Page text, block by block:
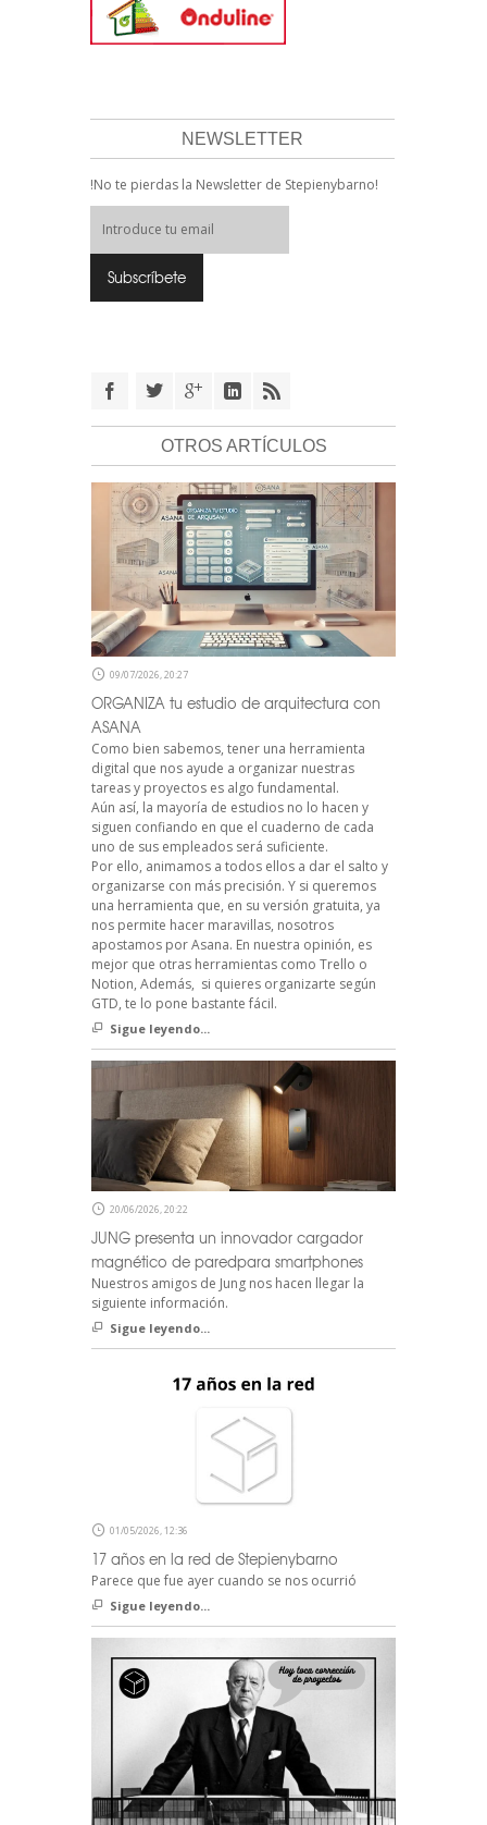
NEWSLETTER
!No te pierdas la Newsletter de Stepienybarno!
OTROS ARTÍCULOS
09/07/2026, 20:27
ORGANIZA tu estudio de arquitectura con
ASANA
Como bien sabemos, tener una herramienta
digital que nos ayude a organizar nuestras
tareas y proyectos es algo fundamental.
Aún así, la mayoría de estudios no lo hacen y
siguen confiando en que el cuaderno de cada
uno de sus empleados será suficiente.
Por ello, animamos a todos ellos a dar el salto y
organizarse con más precisión. Y si queremos
una herramienta que, en su versión gratuita, ya
nos permite hacer maravillas, nosotros
apostamos por Asana. En nuestra opinión, es
mejor que otras herramientas como Trello o
Notion, Además, si quieres organizarte según
GTD, te lo pone bastante fácil.
Sigue leyendo...
20/06/2026, 20:22
JUNG presenta un innovador cargador
magnético de paredpara smartphones
Nuestros amigos de Jung nos hacen llegar la
siguiente información.
Sigue leyendo...
01/05/2026, 12:36
17 años en la red de Stepienybarno
Parece que fue ayer cuando se nos ocurrió
Sigue leyendo...